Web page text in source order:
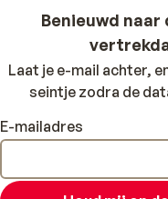
Benieuwd naar
Laat je e-mail achter,
seintje zodra de
E-mailadres